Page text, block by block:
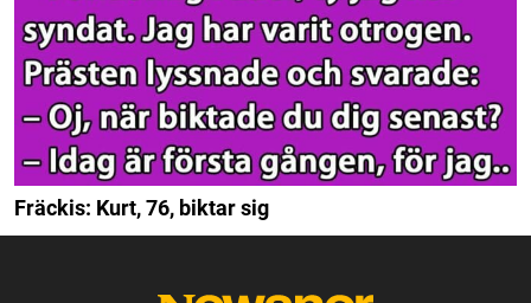
Fräckis: Kurt, 76, biktar sig